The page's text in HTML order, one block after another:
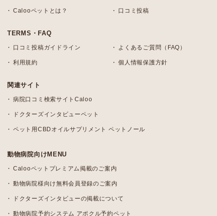
Calooペットとは？ 口コミ投稿
TERMS・FAQ
口コミ投稿ガイドライン よくあるご質問（FAQ）
利用規約 個人情報保護方針
関連サイト
病院口コミ検索サイトCaloo
ドクターズインタビューペット
ペット用CBDオイルサプリメント ペットノール
動物病院向けMENU
Calooペットプレミアム掲載のご案内
動物病院様向け無料会員登録のご案内
ドクターズインタビューの掲載について
動物病院予約システム アポクル予約ペット